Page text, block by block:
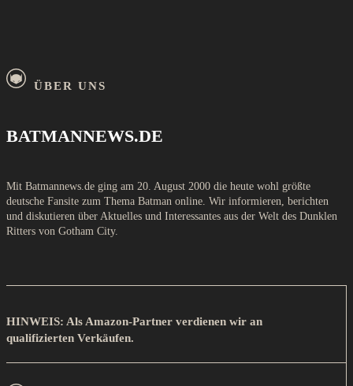
ÜBER UNS
BATMANNEWS.DE
Mit Batmannews.de ging am 20. August 2000 die heute wohl größte
deutsche Fansite zum Thema Batman online. Wir informieren, berichten
und diskutieren über Aktuelles und Interessantes aus der Welt des Dunklen
Ritters von Gotham City.
HINWEIS: Als Amazon-Partner verdienen wir an
qualifizierten Verkäufen.